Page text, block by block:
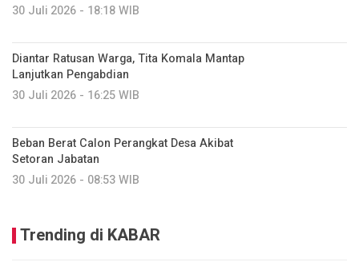
30 Juli 2026 - 18:18 WIB
Diantar Ratusan Warga, Tita Komala Mantap
Lanjutkan Pengabdian
30 Juli 2026 - 16:25 WIB
Beban Berat Calon Perangkat Desa Akibat
Setoran Jabatan
30 Juli 2026 - 08:53 WIB
Trending di KABAR